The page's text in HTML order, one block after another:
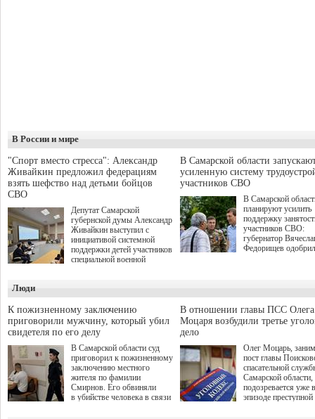
В России и мире
"Спорт вместо стресса": Александр
Живайкин предложил федерациям
взять шефство над детьми бойцов
СВО
Депутат Самарской
губернской думы Александр
Живайкин выступил с
инициативой системной
поддержки детей участников
специальной военной
"Помощь фронту и семьям
участников СВО", которая
прошла в Отрадном 7
августа.
В Самарской области
усиленную систему
участников СВО
В Самарской
планируют усилить
поддержку
участников СВО:
губернатор
Федорищев
на трудоустройство
спокойную
мирной жизни.
Люди
К пожизненному заключению
приговорили мужчину, который убил
свидетеля по его делу
В Самарской области суд
приговорил к пожизненному
заключению местного
жителя по фамилии
Смирнов. Его обвиняли
в убийстве человека в связи
В отношении главы ПСС Олега
Моцаря возбудили третье
дело
Олег Моцарь,
пост главы
спасательной
Самарской области,
подозревается уже
эпизоде преступной